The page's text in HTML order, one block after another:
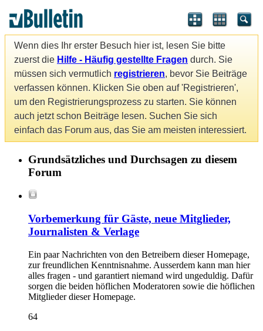
Wenn dies Ihr erster Besuch hier ist, lesen Sie bitte
zuerst die Hilfe - Häufig gestellte Fragen durch. Sie
müssen sich vermutlich registrieren, bevor Sie Beiträge
verfassen können. Klicken Sie oben auf 'Registrieren',
um den Registrierungsprozess zu starten. Sie können
auch jetzt schon Beiträge lesen. Suchen Sie sich
einfach das Forum aus, das Sie am meisten interessiert.
Grundsätzliches und Durchsagen zu diesem
Forum
Vorbemerkung für Gäste, neue Mitglieder,
Journalisten & Verlage
Ein paar Nachrichten von den Betreibern dieser Homepage,
zur freundlichen Kenntnisnahme. Ausserdem kann man hier
alles fragen - und garantiert niemand wird ungeduldig. Dafür
sorgen die beiden höflichen Moderatoren sowie die höflichen
Mitglieder dieser Homepage.
64